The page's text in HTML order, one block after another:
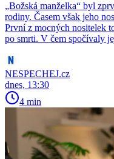
​​​​​​​„Božská manželka“ byl
rodiny. Časem však jeho
První z mocných nositelek
po smrti. V čem spočívaly
NESPECHEJ.cz
dnes, 13:30
4 min